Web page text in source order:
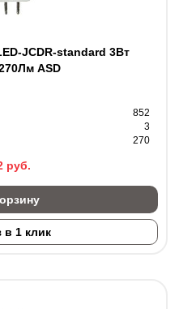
JCDR-standard 3Вт
ASD
852
3
270
руб.
в 1 клик